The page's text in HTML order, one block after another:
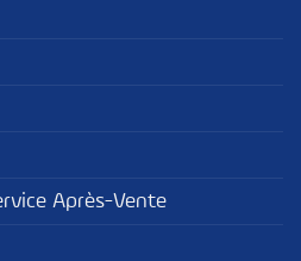
Après-Vente